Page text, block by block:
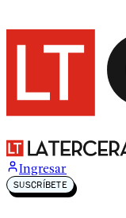
Ingresar
SUSCRÍBETE